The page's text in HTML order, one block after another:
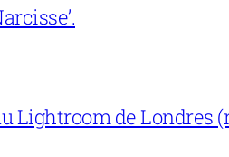
Lightroom de Londres